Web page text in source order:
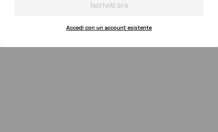
Iscriviti ora
Accedi con un account esistente